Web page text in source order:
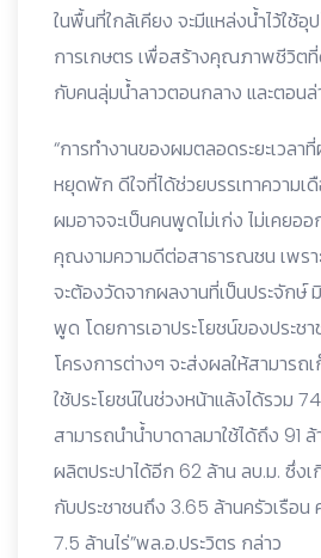
ในพื้นที่ใกล้เคียง จะมีแหล่งน้ำไว้ใช้
การเกษตร เพื่อสร้างคุณภาพชีวิตที่
กับคนลุ่มน้ำลาวตอนกลาง และตอนล่
“การทำงานของผมตลอดระยะเวลา
หยุดพัก ดีใจที่ได้ช่วยบรรเทาความเ
ผมอาจจะเป็นคนพูดไม่เก่ง ไม่เคย
คุณงามความดีต่อสาธารณชน เพรา
จะต้องวัดจากผลงานที่เป็นประจักษ์
พูด โดยการเอาประโยชน์ของประช
โครงการต่างๆ จะส่งผลให้สามารถ
ใช้ประโยชน์ในช่วงหน้าแล้งได้รวม
สามารถนำน้ำบาดาลมาใช้ได้ถึง 91
ผลิตประปาได้อีก 62 ล้าน ลบ.ม. ซึ่ง
กับประชาชนถึง 3.65 ล้านครัวเรือ
7.5 ล้านไร่”พล.อ.ประวิตร กล่าว